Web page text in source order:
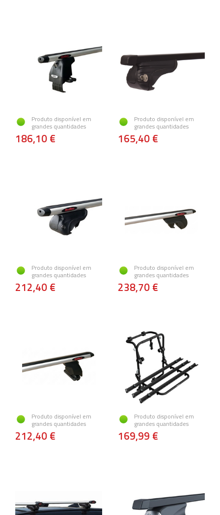
Produto disponível em
grandes quantidades
186,10 €
Produto disponível em
grandes quantidades
165,40 €
Produto disponível em
grandes quantidades
212,40 €
Produto disponível em
grandes quantidades
238,70 €
Produto disponível em
grandes quantidades
212,40 €
Produto disponível em
grandes quantidades
169,99 €